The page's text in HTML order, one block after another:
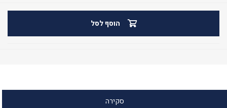
הוסף לסל
סקירה